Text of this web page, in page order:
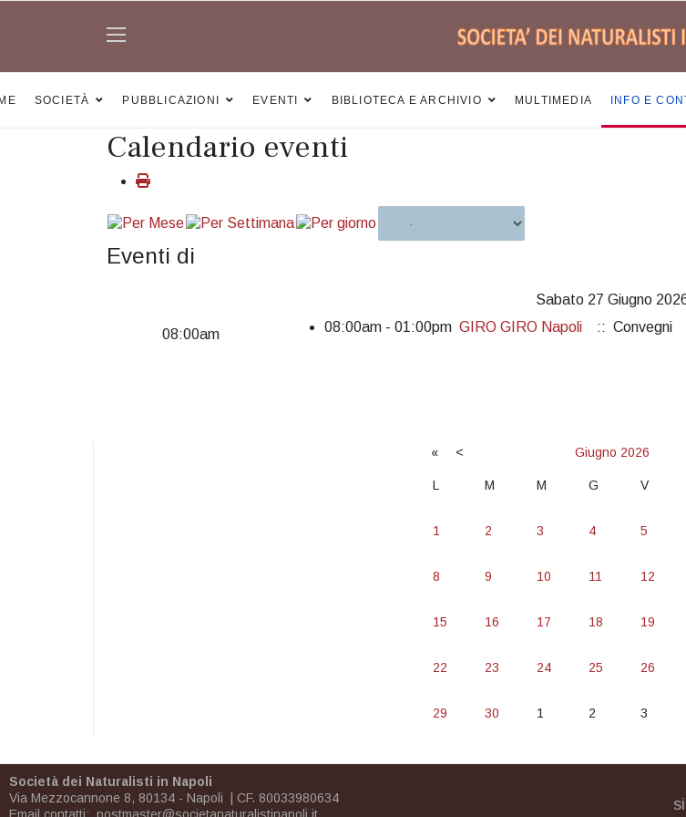
SOCIETÀ PUBBLICAZIONI EVENTI BIBLIOTECA E ARCHIVIO MULTIMEDIA INFO E
Calendario eventi
Eventi di
Sabato 27 Giugno
08:00am 08:00am - 01:00pm GIRO GIRO Napoli :: Convegni
« < Giugno 2026
L M M G V
1 2 3 4 5
8 9 10 11 12
15 16 17 18 19
22 23 24 25 26
29 30 1 2 3
Società dei Naturalisti in Napoli
Via Mezzocannone 8, 80134 - Napoli | CF. 80033980634